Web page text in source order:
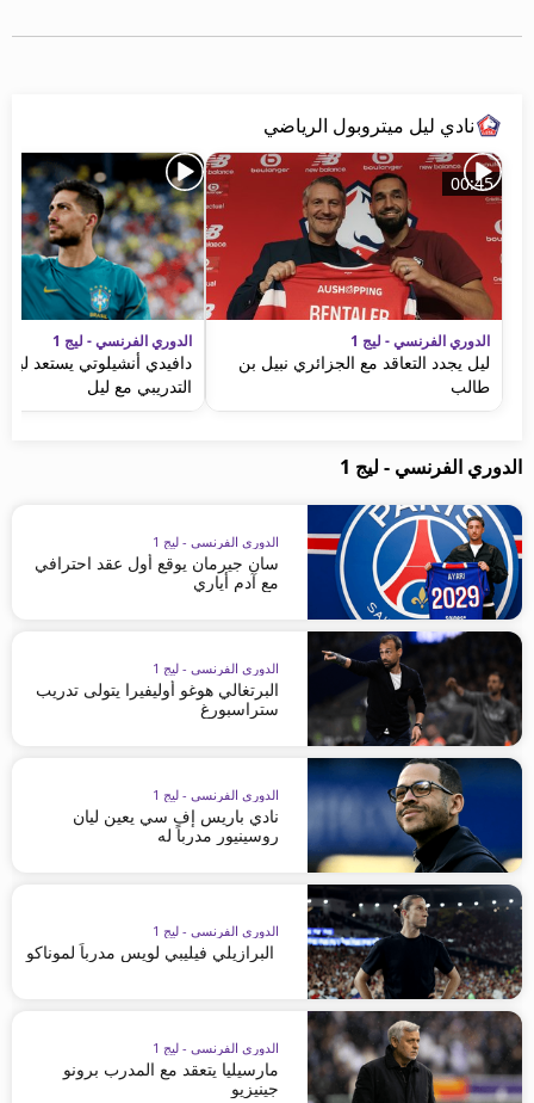
نادي ليل ميتروبول الرياضي
00:45
الدوري الفرنسي - ليج 1
ليل يجدد التعاقد مع الجزائري نبيل بن
طالب
الدوري الفرنسي - ليج 1
دافيدي أنشيلوتي يستعد
التدريبي مع ليل
الدوري الفرنسي - ليج 1
الدوري الفرنسي - ليج 1
سان جيرمان يوقع أول عقد احترافي
مع آدم أياري
الدوري الفرنسي - ليج 1
البرتغالي هوغو أوليفيرا يتولى تدريب
ستراسبورغ
الدوري الفرنسي - ليج 1
نادي باريس إف سي يعين ليان
روسينيور مدرباً له
الدوري الفرنسي - ليج 1
البرازيلي فيليبي لويس مدرباً لموناكو
الدوري الفرنسي - ليج 1
مارسيليا يتعقد مع المدرب برونو
جينيزيو